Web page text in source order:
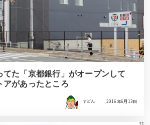
てた「京都銀行」がオープンして
アがあったところ
すどん 2016年6月13日